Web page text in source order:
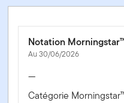
Notation
Au 30/06/2026
—
Catégorie